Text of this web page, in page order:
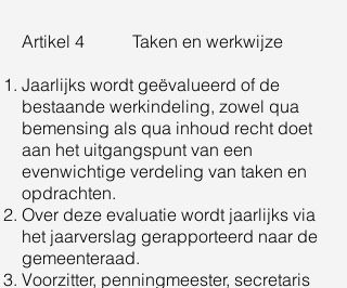
Artikel 4 Taken en werkwijze
Jaarlijks wordt geëvalueerd of de
bestaande werkindeling, zowel qua
bemensing als qua inhoud recht doet
aan het uitgangspunt van een
evenwichtige verdeling van taken en
opdrachten.
Over deze evaluatie wordt jaarlijks via
het jaarverslag gerapporteerd naar de
gemeenteraad.
Voorzitter, penningmeester, secretaris